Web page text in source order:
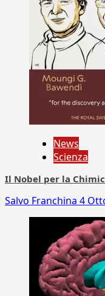
News
Scienza
Il Nobel per la
Salvo Franchina 4